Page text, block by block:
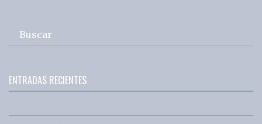
Buscar
ENTRADAS RECIENTES